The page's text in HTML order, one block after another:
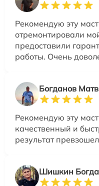
Рекомендую эту
отремонтировали
предоставили
работы. Очень
Богданов
Рекомендую эту
качественный и
результат
Шишкин